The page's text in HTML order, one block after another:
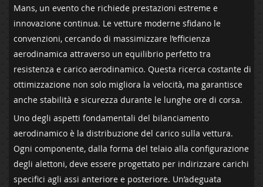
Mans, un evento che richiede prestazioni estreme e
⁢innovazione continua. Le vetture moderne sfidano le
convenzioni, cercando di⁣ massimizzare l’efficienza
⁣aerodinamica attraverso un equilibrio perfetto tra ​
resistenza e carico aerodinamico. Questa ricerca costante di‌
ottimizzazione non solo migliora la velocità, ma garantisce
⁢anche stabilità e​ sicurezza durante le ‌lunghe ore⁤ di corsa.
Uno ⁤degli aspetti‍ fondamentali del bilanciamento
aerodinamico è ‌la distribuzione del⁤ carico sulla vettura.
Ogni componente, dalla forma del telaio alla configurazione
degli alettoni, deve essere⁤ progettato per indirizzare carichi
specifici agli‍ assi ⁤anteriore ‍e ​posteriore. Un’adeguata